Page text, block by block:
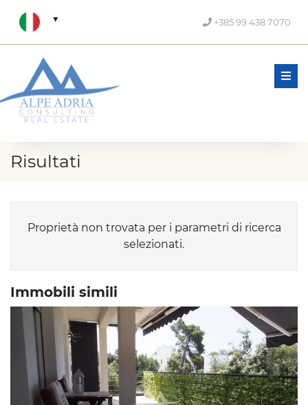
+385 99 438 7070
Risultati
Proprietà non trovata per i parametri di ricerca
selezionati.
Immobili simili